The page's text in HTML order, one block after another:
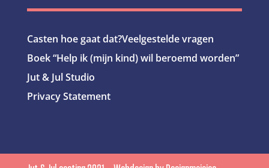
Casten hoe gaat dat?Veelgestelde vragen
Boek “Help ik (mijn kind) wil beroemd worden”
Jut & Jul Studio
Privacy Statement